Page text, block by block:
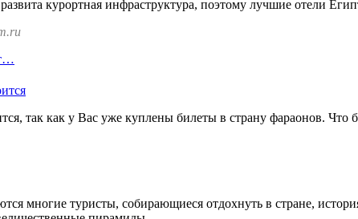
курортная инфраструктура, поэтому лучшие отели
так как у Вас уже куплены билеты в страну фараонов. Что
многие туристы, собирающиеся отдохнуть в стране,